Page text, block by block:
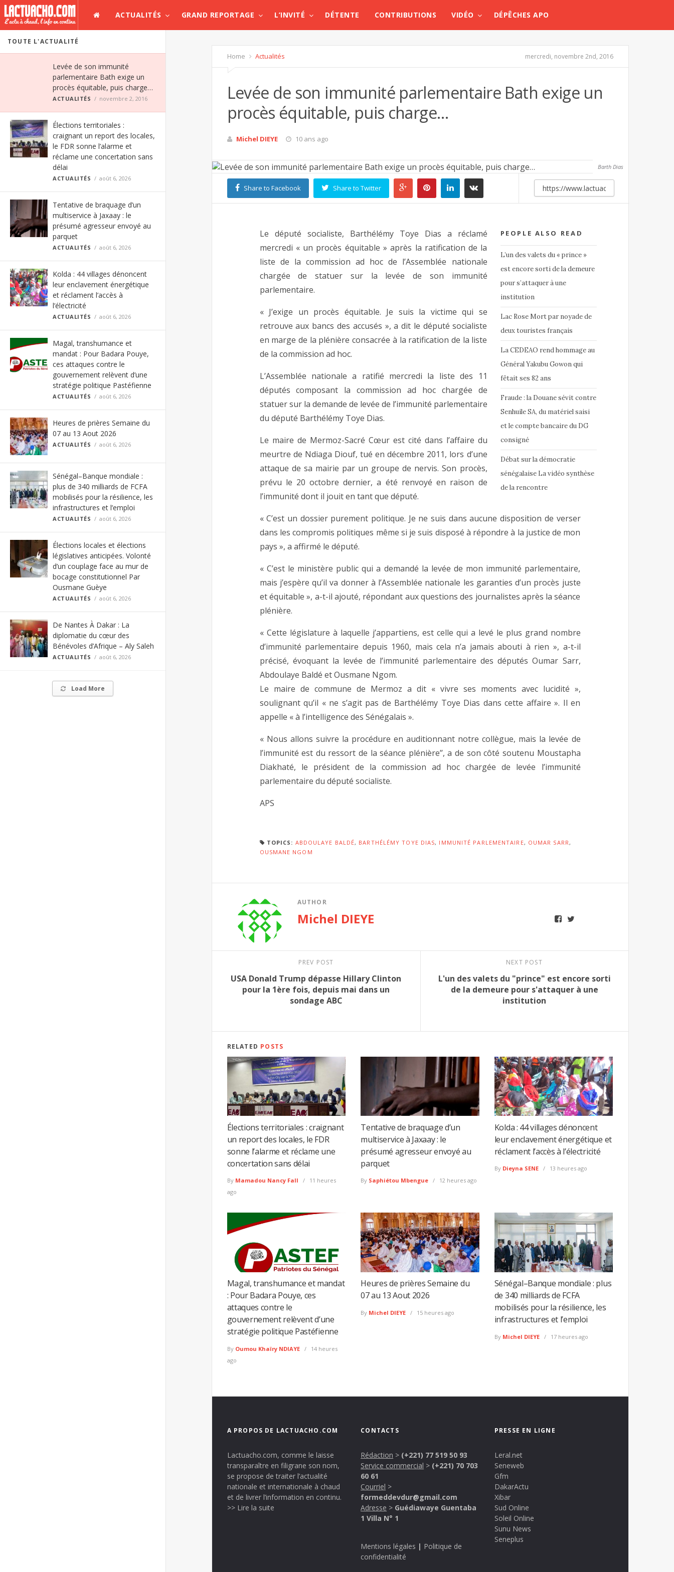
ACTUALITÉS GRAND REPORTAGE L’INVITÉ DÉTENTE CONTRIBUTIONS VIDÉO DÉPÊCHES APO
TOUTE L'ACTUALITÉ
Levée de son immunité
parlementaire Bath exige un
procès équitable, puis charge…
ACTUALITÉS novembre 2, 2016
Élections territoriales :
craignant un report des locales,
le FDR sonne l’alarme et
réclame une concertation sans
délai
ACTUALITÉS août 6, 2026
Tentative de braquage d’un
multiservice à Jaxaay : le
présumé agresseur envoyé au
parquet
ACTUALITÉS août 6, 2026
Kolda : 44 villages dénoncent
leur enclavement énergétique
et réclament l’accès à
l’électricité
ACTUALITÉS août 6, 2026
Magal, transhumance et
mandat : Pour Badara Pouye,
ces attaques contre le
gouvernement relèvent d’une
stratégie politique Pastéfienne
ACTUALITÉS août 6, 2026
Heures de prières Semaine du
07 au 13 Aout 2026
ACTUALITÉS août 6, 2026
Sénégal–Banque mondiale :
plus de 340 milliards de FCFA
mobilisés pour la résilience, les
infrastructures et l’emploi
ACTUALITÉS août 6, 2026
Élections locales et élections
législatives anticipées. Volonté
d’un couplage face au mur de
bocage constitutionnel Par
Ousmane Guèye
ACTUALITÉS août 6, 2026
De Nantes À Dakar : La
diplomatie du cœur des
Bénévoles d’Afrique – Aly Saleh
ACTUALITÉS août 6, 2026
Load More
Home Actualités mercredi, novembre 2nd, 2016
Levée de son immunité parlementaire Bath exige un
procès équitable, puis charge…
Michel DIEYE 10 ans ago
Barth Dias
Share to Facebook Share to Twitter
PEOPLE ALSO READ
L’un des valets du « prince »
est encore sorti de la demeure
pour s’attaquer à une
institution
Lac Rose Mort par noyade de
deux touristes français
La CEDEAO rend hommage au
Général Yakubu Gowon qui
fêtait ses 82 ans
Fraude : la Douane sévit contre
Senhuile SA, du matériel saisi
et le compte bancaire du DG
consigné
Débat sur la démocratie
sénégalaise La vidéo synthèse
de la rencontre
Le député socialiste, Barthélémy Toye Dias a réclamé
mercredi « un procès équitable » après la ratification de la
liste de la commission ad hoc de l’Assemblée nationale
chargée de statuer sur la levée de son immunité
parlementaire.
« J’exige un procès équitable. Je suis la victime qui se
retrouve aux bancs des accusés », a dit le député socialiste
en marge de la plénière consacrée à la ratification de la liste
de la commission ad hoc.
L’Assemblée nationale a ratifié mercredi la liste des 11
députés composant la commission ad hoc chargée de
statuer sur la demande de levée de l’immunité parlementaire
du député Barthélémy Toye Dias.
Le maire de Mermoz-Sacré Cœur est cité dans l’affaire du
meurtre de Ndiaga Diouf, tué en décembre 2011, lors d’une
attaque de sa mairie par un groupe de nervis. Son procès,
prévu le 20 octobre dernier, a été renvoyé en raison de
l’immunité dont il jouit en tant que député.
« C’est un dossier purement politique. Je ne suis dans aucune disposition de verser
dans les compromis politiques même si je suis disposé à répondre à la justice de mon
pays », a affirmé le député.
« C’est le ministère public qui a demandé la levée de mon immunité parlementaire,
mais j’espère qu’il va donner à l’Assemblée nationale les garanties d’un procès juste
et équitable », a-t-il ajouté, répondant aux questions des journalistes après la séance
plénière.
« Cette législature à laquelle j’appartiens, est celle qui a levé le plus grand nombre
d’immunité parlementaire depuis 1960, mais cela n’a jamais abouti à rien », a-t-il
précisé, évoquant la levée de l’immunité parlementaire des députés Oumar Sarr,
Abdoulaye Baldé et Ousmane Ngom.
Le maire de commune de Mermoz a dit « vivre ses moments avec lucidité »,
soulignant qu’il « ne s’agit pas de Barthélémy Toye Dias dans cette affaire ». Il en
appelle « à l’intelligence des Sénégalais ».
« Nous allons suivre la procédure en auditionnant notre collègue, mais la levée de
l’immunité est du ressort de la séance plénière’’, a de son côté soutenu Moustapha
Diakhaté, le président de la commission ad hoc chargée de levée l’immunité
parlementaire du député socialiste.
APS
TOPICS: ABDOULAYE BALDÉ, BARTHÉLÉMY TOYE DIAS, IMMUNITÉ PARLEMENTAIRE, OUMAR SARR ,
OUSMANE NGOM
AUTHOR
Michel DIEYE
PREV POST
USA Donald Trump dépasse Hillary Clinton
pour la 1ère fois, depuis mai dans un
sondage ABC
NEXT POST
L'un des valets du "prince" est encore sorti
de la demeure pour s'attaquer à une
institution
RELATED POSTS
Élections territoriales : craignant
un report des locales, le FDR
sonne l’alarme et réclame une
concertation sans délai
By Mamadou Nancy Fall
11 heures
ago
Tentative de braquage d’un
multiservice à Jaxaay : le
présumé agresseur envoyé au
parquet
By Saphiétou Mbengue 12 heures ago
Kolda : 44 villages dénoncent
leur enclavement énergétique et
réclament l’accès à l’électricité
By Dieyna SENE 13 heures ago
Magal, transhumance et mandat
: Pour Badara Pouye, ces
attaques contre le
gouvernement relèvent d’une
stratégie politique Pastéfienne
By Oumou Khaïry NDIAYE
14 heures
ago
Heures de prières Semaine du
07 au 13 Aout 2026
By Michel DIEYE 15 heures ago
Sénégal–Banque mondiale : plus
de 340 milliards de FCFA
mobilisés pour la résilience, les
infrastructures et l’emploi
By Michel DIEYE 17 heures ago
A PROPOS DE LACTUACHO.COM
Lactuacho.com, comme le laisse
transparaître en filigrane son nom,
se propose de traiter l’actualité
nationale et internationale à chaud
et de livrer l’information en continu.
>> Lire la suite
CONTACTS
Rédaction > (+221) 77 519 50 93
Service commercial > (+221) 70 703
60 61
Courriel >
formeddevdur@gmail.com
Adresse > Guédiawaye Guentaba
1 Villa N° 1
Mentions légales | Politique de
confidentialité
PRESSE EN LIGNE
Leral.net
Seneweb
Gfm
DakarActu
Xibar
Sud Online
Soleil Online
Sunu News
Seneplus